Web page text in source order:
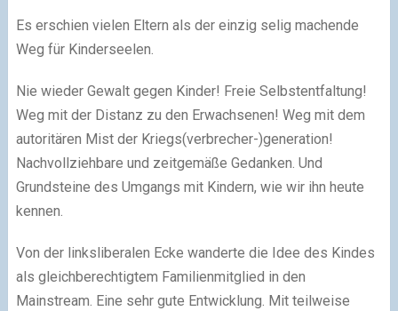
Es erschien vielen Eltern als der einzig selig machende
Weg für Kinderseelen.
Nie wieder Gewalt gegen Kinder! Freie Selbstentfaltung!
Weg mit der Distanz zu den Erwachsenen! Weg mit dem
autoritären Mist der Kriegs(verbrecher-)generation!
Nachvollziehbare und zeitgemäße Gedanken. Und
Grundsteine des Umgangs mit Kindern, wie wir ihn heute
kennen.
Von der linksliberalen Ecke wanderte die Idee des Kindes
als gleichberechtigtem Familienmitglied in den
Mainstream. Eine sehr gute Entwicklung. Mit teilweise